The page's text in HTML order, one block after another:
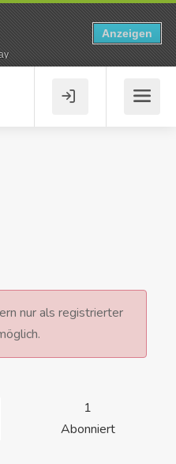
nur als registrierter
1
Abonniert
Anzeigen